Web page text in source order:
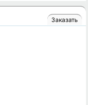
Заказать